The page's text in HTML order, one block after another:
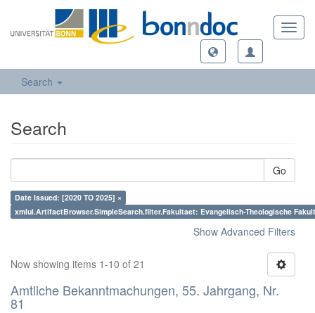
Search
Search
Go
Date Issued: [2020 TO 2025] ×
xmlui.ArtifactBrowser.SimpleSearch.filter.Fakultaet: Evangelisch-Theologische
Show Advanced Filters
Now showing items 1-10 of 21
Amtliche Bekanntmachungen, 55. Jahrgang, Nr.
81